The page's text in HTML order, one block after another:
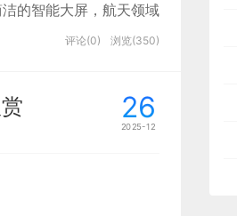
的智能大屏，航天领域
用户聚焦核心任务。
评论(0) 浏览(350)
26
2025-12